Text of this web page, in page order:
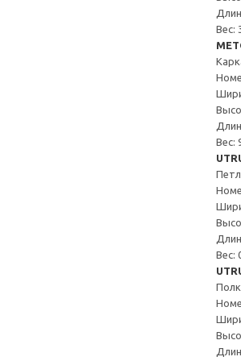
Вес:
Вес:
Вес: